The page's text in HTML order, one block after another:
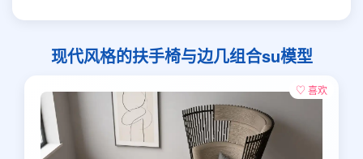
现代风格的扶手椅与边几组合su模型
♡ 喜欢